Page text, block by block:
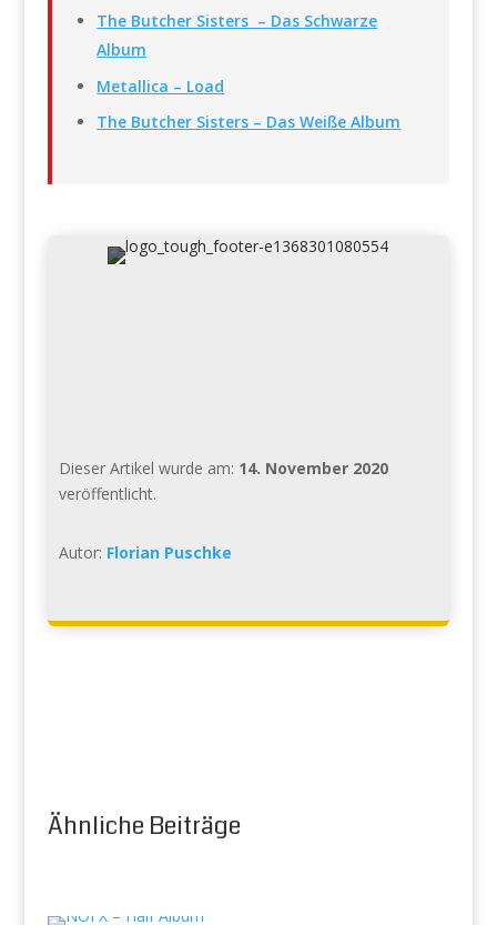
The Butcher Sisters – Das Schwarze
Album
Metallica – Load
The Butcher Sisters – Das Weiße Album
Dieser Artikel wurde am: 14. November 2020
veröffentlicht.
Autor: Florian Puschke
Ähnliche Beiträge